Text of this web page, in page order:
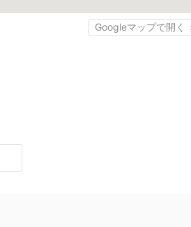
Googleマップで開く